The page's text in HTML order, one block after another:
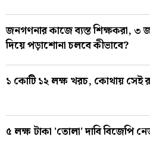
জনগণনার কাজে ব্যস্ত শিক্ষকরা, ৩
দিয়ে পড়াশোনা চলবে কীভাবে?
১ কোটি ১২ লক্ষ খরচ, কোথায় সেই
৫ লক্ষ টাকা 'তোলা' দাবি বিজেপি